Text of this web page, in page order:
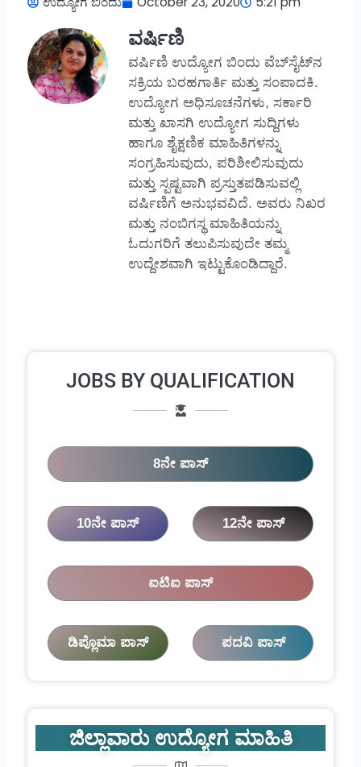
ವರ್ಷಿಣಿ
ವರ್ಷಿಣಿ ಉದ್ಯೋಗ ಬಿಂದು ವೆಬ್‌ಸೈಟ್‌ನ
ಸಕ್ರಿಯ ಬರಹಗಾರ್ತಿ ಮತ್ತು ಸಂಪಾದಕಿ.
ಉದ್ಯೋಗ ಅಧಿಸೂಚನೆಗಳು, ಸರ್ಕಾರಿ
ಮತ್ತು ಖಾಸಗಿ ಉದ್ಯೋಗ ಸುದ್ದಿಗಳು
ಹಾಗೂ ಶೈಕ್ಷಣಿಕ ಮಾಹಿತಿಗಳನ್ನು
ಸಂಗ್ರಹಿಸುವುದು, ಪರಿಶೀಲಿಸುವುದು
ಮತ್ತು ಸ್ಪಷ್ಟವಾಗಿ ಪ್ರಸ್ತುತಪಡಿಸುವಲ್ಲಿ
ವರ್ಷಿಣಿಗೆ ಅನುಭವವಿದೆ. ಅವರು ನಿಖರ
ಮತ್ತು ನಂಬಿಗಸ್ಥ ಮಾಹಿತಿಯನ್ನು
ಓದುಗರಿಗೆ ತಲುಪಿಸುವುದೇ ತಮ್ಮ
ಉದ್ದೇಶವಾಗಿ ಇಟ್ಟುಕೊಂಡಿದ್ದಾರೆ.
JOBS BY QUALIFICATION
8ನೇ ಪಾಸ್
10ನೇ ಪಾಸ್ 12ನೇ ಪಾಸ್
ಐಟಿಐ ಪಾಸ್
ಡಿಪ್ಲೊಮಾ ಪಾಸ್ ಪದವಿ ಪಾಸ್
ಜಿಲ್ಲಾವಾರು ಉದ್ಯೋಗ ಮಾಹಿತಿ